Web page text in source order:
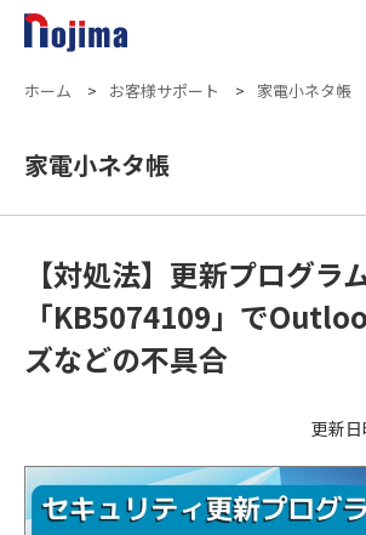
ホーム > お客様サポート > 家電小ネタ帳
家電小ネタ帳
【対処法】更新プログラ
「KB5074109」で
ズなどの不具合
更新